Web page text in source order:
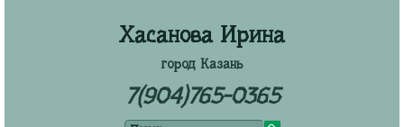
Хасанова Ирина
город Казань
7(904)765-0365